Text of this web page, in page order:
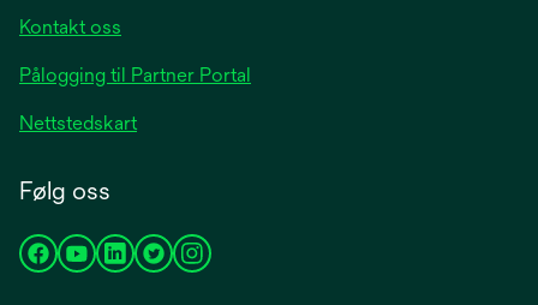
Kontakt oss
Pålogging til Partner Portal
Nettstedskart
Følg oss
opensopensopensopensopens